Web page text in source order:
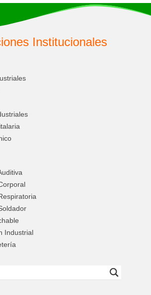
Institucionales
Industrial